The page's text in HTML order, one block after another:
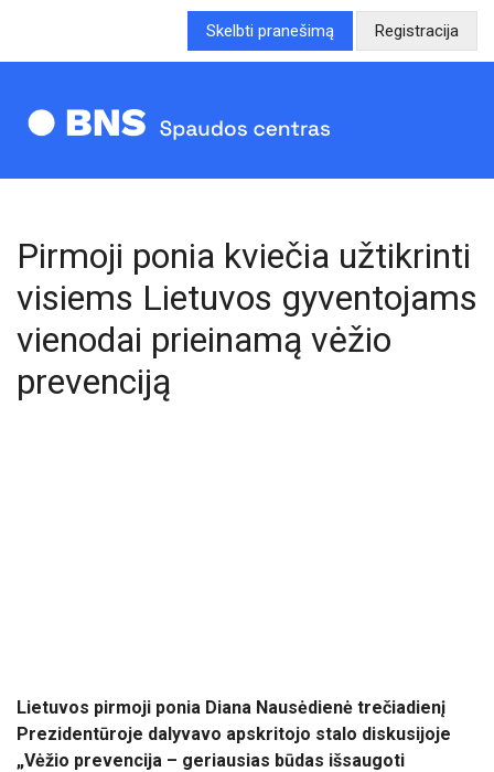
Skelbti pranešimą Registracija
Pirmoji ponia kviečia užtikrinti
visiems Lietuvos gyventojams
vienodai prieinamą vėžio
prevenciją
Lietuvos pirmoji ponia Diana Nausėdienė trečiadienį
Prezidentūroje dalyvavo apskritojo stalo diskusijoje
„Vėžio prevencija – geriausias būdas išsaugoti